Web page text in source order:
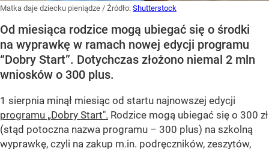
Matka daje dziecku pieniądze / Źródło: Shutterstock
Od miesiąca rodzice mogą ubiegać się o środki
na wyprawkę w ramach nowej edycji programu
“Dobry Start”. Dotychczas złożono niemal 2 mln
wniosków o 300 plus.
1 sierpnia minął miesiąc od startu najnowszej edycji
programu „Dobry Start". Rodzice mogą ubiegać się o 300 zł
(stąd potoczna nazwa programu – 300 plus) na szkolną
wyprawkę, czyli na zakup m.in. podręczników, zeszytów,